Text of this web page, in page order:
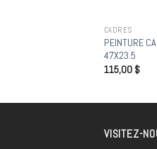
CADRES
PEINTURE
47X23.5
115,00 $
VISITEZ-